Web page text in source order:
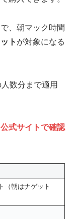
で、朝マック時間
ト が対象になる
数分まで適用
式サイトで確認
（朝はナゲット